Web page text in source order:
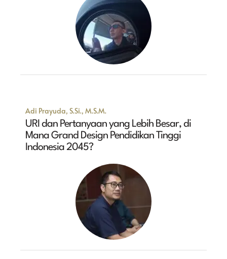
Adi Prayuda, S.Si., M.S.M.
URI dan Pertanyaan yang Lebih Besar, di
Mana Grand Design Pendidikan Tinggi
Indonesia 2045?